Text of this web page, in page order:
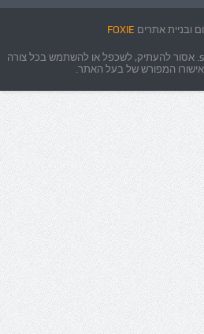
FOXIE
© כל הזכויות שמורות - shhuna.co.il. אסור להעתיק, לשכפל או להשתמש בכל צורה
המפורש של בעל האתר.